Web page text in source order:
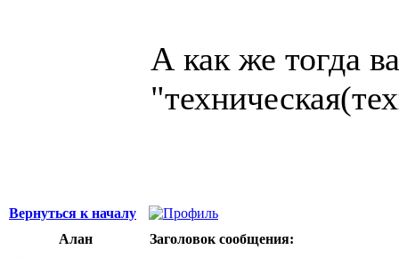
А как же тогда
Вернуться к началу
Алан
Заголовок сообщения: